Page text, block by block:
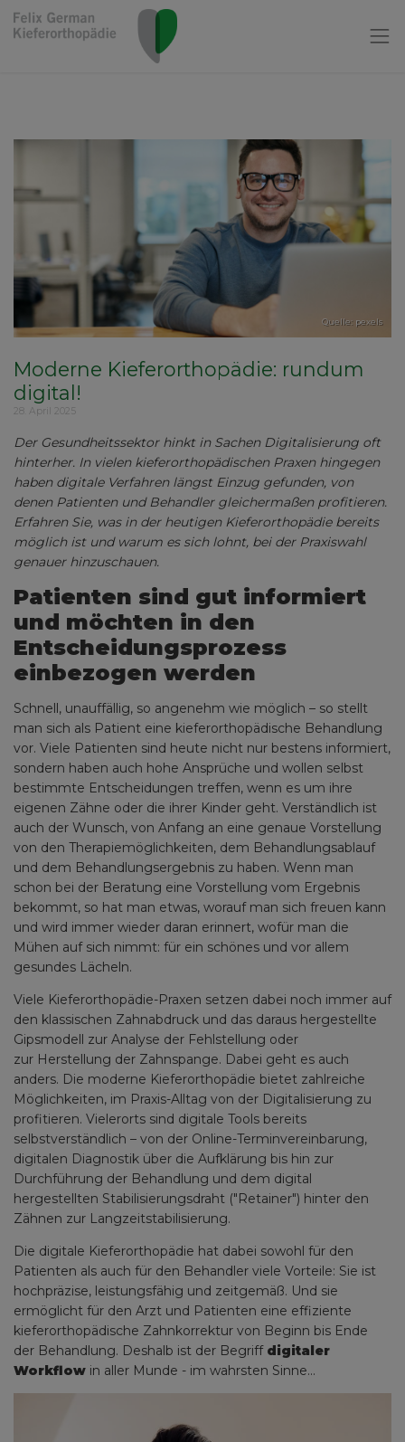
Quelle: pexels
Moderne Kieferorthopädie: rundum
digital!
28. April 2025
Der Gesundheitssektor hinkt in Sachen Digitalisierung oft
hinterher. In vielen kieferorthopädischen Praxen hingegen
haben digitale Verfahren längst Einzug gefunden, von
denen Patienten und Behandler gleichermaßen profitieren.
Erfahren Sie, was in der heutigen Kieferorthopädie bereits
möglich ist und warum es sich lohnt, bei der Praxiswahl
genauer hinzuschauen.
Patienten sind gut informiert
und möchten in den
Entscheidungsprozess
einbezogen werden
Schnell, unauffällig, so angenehm wie möglich – so stellt
man sich als Patient eine kieferorthopädische Behandlung
vor. Viele Patienten sind heute nicht nur bestens informiert,
sondern haben auch hohe Ansprüche und wollen selbst
bestimmte Entscheidungen treffen, wenn es um ihre
eigenen Zähne oder die ihrer Kinder geht. Verständlich ist
auch der Wunsch, von Anfang an eine genaue Vorstellung
von den Therapiemöglichkeiten, dem Behandlungsablauf
und dem Behandlungsergebnis zu haben. Wenn man
schon bei der Beratung eine Vorstellung vom Ergebnis
bekommt, so hat man etwas, worauf man sich freuen kann
und wird immer wieder daran erinnert, wofür man die
Mühen auf sich nimmt: für ein schönes und vor allem
gesundes Lächeln.
Viele Kieferorthopädie-Praxen setzen dabei noch immer auf
den klassischen Zahnabdruck und das daraus hergestellte
Gipsmodell zur Analyse der Fehlstellung oder
zur Herstellung der Zahnspange. Dabei geht es auch
anders. Die moderne Kieferorthopädie bietet zahlreiche
Möglichkeiten, im Praxis-Alltag von der Digitalisierung zu
profitieren. Vielerorts sind digitale Tools bereits
selbstverständlich – von der Online-Terminvereinbarung,
digitalen Diagnostik über die Aufklärung bis hin zur
Durchführung der Behandlung und dem digital
hergestellten Stabilisierungsdraht ("Retainer") hinter den
Zähnen zur Langzeitstabilisierung.
Die digitale Kieferorthopädie hat dabei sowohl für den
Patienten als auch für den Behandler viele Vorteile: Sie ist
hochpräzise, leistungsfähig und zeitgemäß. Und sie
ermöglicht für den Arzt und Patienten eine effiziente
kieferorthopädische Zahnkorrektur von Beginn bis Ende
der Behandlung. Deshalb ist der Begriff digitaler
Workflow in aller Munde - im wahrsten Sinne...